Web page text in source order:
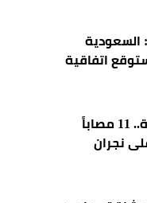
السعودية
اتفاقية
بينهم طفل وامرأة.. 11 مصاباً
نجران